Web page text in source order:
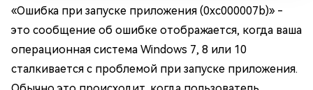
«Ошибка при запуске приложения (0xc000007b)» -
это сообщение об ошибке отображается, когда ваша
операционная система Windows 7, 8 или 10
сталкивается с проблемой при запуске приложения.